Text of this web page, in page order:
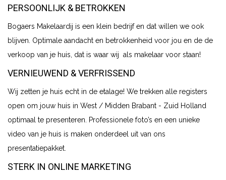
PERSOONLIJK & BETROKKEN
Bogaers Makelaardij is een klein bedrijf en dat willen we ook
blijven. Optimale aandacht en betrokkenheid voor jou en de de
verkoop van je huis, dat is waar wij als makelaar voor staan!
VERNIEUWEND & VERFRISSEND
Wij zetten je huis echt in de etalage! We trekken alle registers
open om jouw huis in West / Midden Brabant - Zuid Holland
optimaal te presenteren. Professionele foto’s en een unieke
video van je huis is maken onderdeel uit van ons
presentatiepakket.
STERK IN ONLINE MARKETING